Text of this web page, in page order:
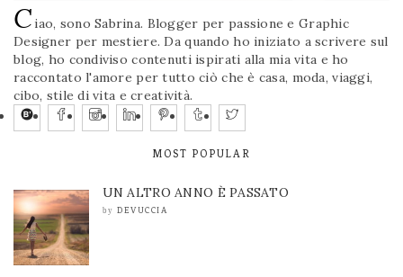
Ciao, sono Sabrina. Blogger per passione e Graphic
Designer per mestiere. Da quando ho iniziato a scrivere sul
blog, ho condiviso contenuti ispirati alla mia vita e ho
raccontato l'amore per tutto ciò che è casa, moda, viaggi,
cibo, stile di vita e creatività.
MOST POPULAR
UN ALTRO ANNO È PASSATO
by DEVUCCIA